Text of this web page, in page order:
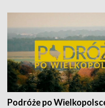
Podróże po